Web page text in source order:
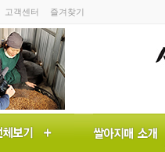
고객센터 즐겨찾기